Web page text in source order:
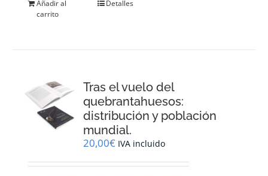
Añadir al
carrito
Detalles
Tras el vuelo del
quebrantahuesos:
distribución y población
mundial.
20,00€ IVA incluido